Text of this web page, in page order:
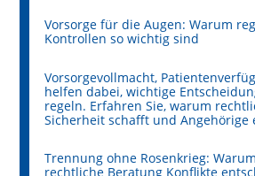
Vorsorge für die Augen: Warum
Kontrollen so wichtig sind
Vorsorgevollmacht,
helfen dabei, wichtige
regeln. Erfahren Sie, warum
Sicherheit schafft und Angehörige
Trennung ohne Rosenkrieg:
rechtliche Beratung Konflikte